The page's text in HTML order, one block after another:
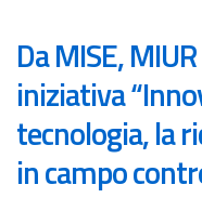
Da MISE,
iniziativa
tecnologia, la
in campo